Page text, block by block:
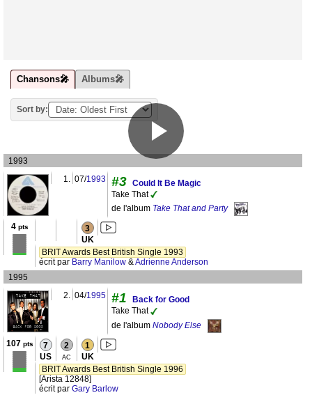
Chansons🎤 Albums🎤
Sort by:
1993
1.
07/1993 #3 Could It Be Magic
Take That
de l'album Take That and Party
4pts 3
UK
BRIT Awards Best British Single 1993
écrit par Barry Manilow &Adrienne Anderson
1995
2. 04/1995 #1
Back for Good
Take That
de l'album Nobody Else
107 pts 7
US
2
AC
1
UK
BRIT Awards Best British Single 1996
[Arista 12848]
écrit par Gary Barlow